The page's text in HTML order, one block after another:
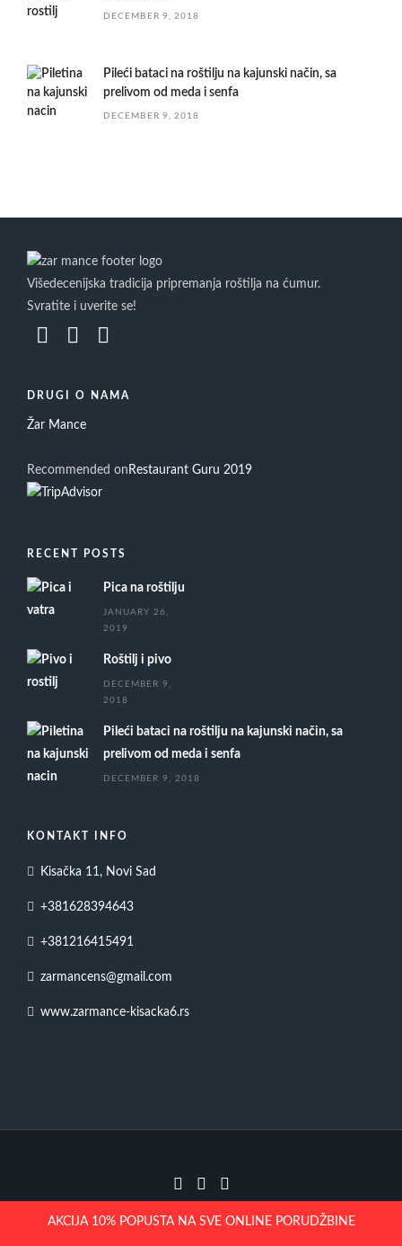
DECEMBER 9, 2018
Pileći bataci na roštilju na kajunski način, sa
prelivom od meda i senfa
DECEMBER 9, 2018
Višedecenijska tradicija pripremanja roštilja na ćumur.
Svratite i uverite se!
DRUGI O NAMA
Žar Mance
Recommended on Restaurant Guru 2019
RECENT POSTS
Pica na roštilju
JANUARY 26,
2019
Roštilj i pivo
DECEMBER 9,
2018
Pileći bataci na roštilju na kajunski način, sa
prelivom od meda i senfa
DECEMBER 9, 2018
KONTAKT INFO
Kisačka 11, Novi Sad
+381628394643
+381216415491
zarmancens@gmail.com
www.zarmance-kisacka6.rs
2023 | Žar Mance – Kisačka 11
AKCIJA 10% POPUSTA NA SVE ONLINE PORUDŽBINE